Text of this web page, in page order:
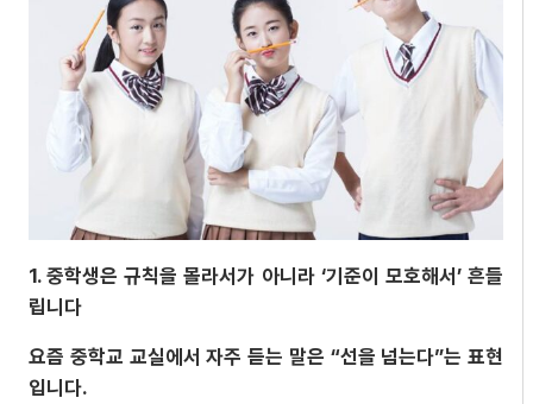
1. 중학생은 규칙을 몰라서가 아니라 ‘기준이 모호해서’ 흔들
립니다
요즘 중학교 교실에서 자주 듣는 말은 “선을 넘는다”는 표현
입니다.